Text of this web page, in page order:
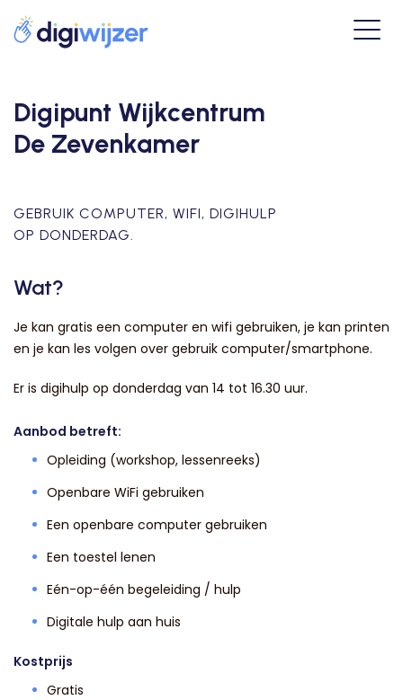
Digipunt Wijkcentrum
De Zevenkamer
GEBRUIK COMPUTER, WIFI, DIGIHULP
OP DONDERDAG.
Wat?
Je kan gratis een computer en wifi gebruiken, je kan printen
en je kan les volgen over gebruik computer/smartphone.
Er is digihulp op donderdag van 14 tot 16.30 uur.
Aanbod betreft:
Opleiding (workshop, lessenreeks)
Openbare WiFi gebruiken
Een openbare computer gebruiken
Een toestel lenen
Eén-op-één begeleiding / hulp
Digitale hulp aan huis
Kostprijs
Gratis